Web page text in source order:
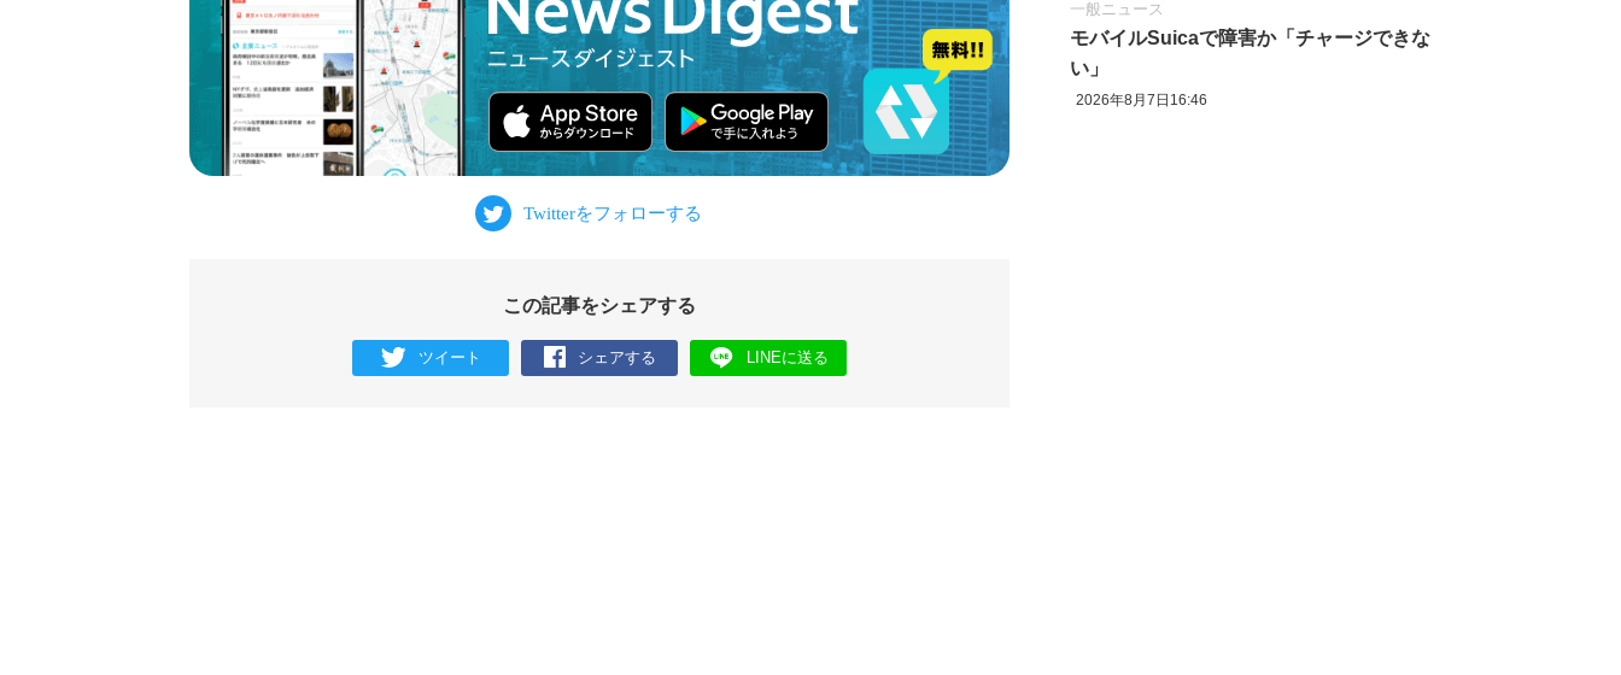
この記事をシェアする
ツイート シェアする LINEに送る
一般ニュース
モバイルSuicaで障害か「チャージできな
い」
2026年8月7日16:46